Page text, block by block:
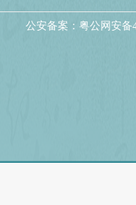
公安备案：粤公网安备